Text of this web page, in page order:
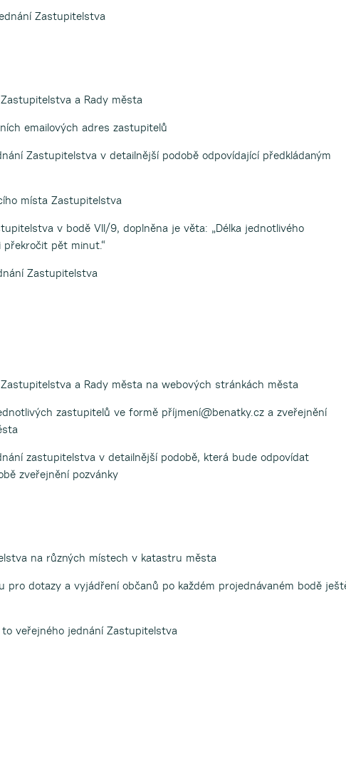
Zastupitelstva
a Rady města
emailových adres zastupitelů
Zastupitelstva v detailnější podobě odpovídající předkládaným
místa Zastupitelstva
v bodě VII/9, doplněna je věta: „Délka jednotlivého
překročit pět minut.“
Zastupitelstva
a Rady města na webových stránkách města
zastupitelů ve formě příjmení@benatky.cz a zveřejnění
zastupitelstva v detailnější podobě, která bude odpovídat
zveřejnění pozvánky
na různých místech v katastru města
pro dotazy a vyjádření občanů po každém projednávaném bodě
veřejného jednání Zastupitelstva